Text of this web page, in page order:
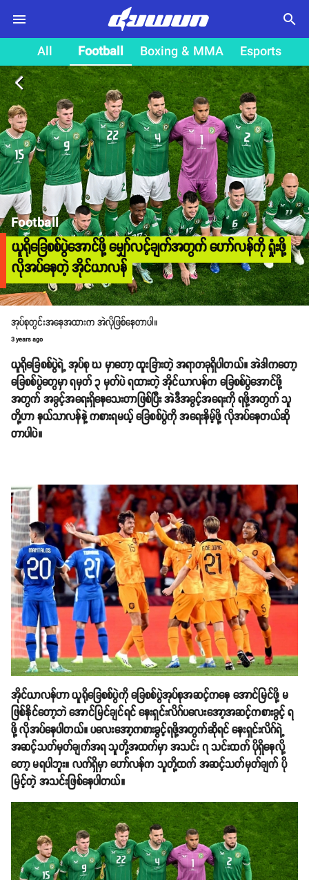
search
All Football Boxing & MMA Esports
arrow_back_ios
Football
ယူရိုခြေစစ်ပွဲအောင်ဖို့ မျှော်လင့်ချက်အတွက် ဟော်လန်ကို ရှုံးဖို့
လိုအပ်နေတဲ့ အိုင်ယာလန်
အုပ်စုတွင်းအနေအထားက အဲလိုဖြစ်နေတာပါ။
3 years ago
ယူရိုခြေစစ်ပွဲရဲ့ အုပ်စု ဃ မှာတော့ ထူးခြားတဲ့ အရာတခုရှိပါတယ်။ အဲဒါကတော့
ခြေစစ်ပွဲတွေမှာ ရမှတ် ၃ မှတ်ပဲ ရထားတဲ့ အိုင်ယာလန်က ခြေစစ်ပွဲအောင်ဖို့
အတွက် အခွင့်အရေးရှိနေသေးတာဖြစ်ပြီး အဲဒီအခွင့်အရေးကို ရဖို့အတွက် သူ
တို့ဟာ နယ်သာလန်နဲ့ ကစားရမယ့် ခြေစစ်ပွဲကို အရေးနိမ့်ဖို့ လိုအပ်နေတယ်ဆို
တာပါပဲ။
အိုင်ယာလန်ဟာ ယူရိုခြေစစ်ပွဲကို ခြေစစ်ပွဲအုပ်စုအဆင့်ကနေ အောင်မြင်ဖို့ မ
ဖြစ်နိုင်တော့ဘဲ အောင်မြင်ချင်ရင် နေးရှင်းလိဂ်ပလေးအော့အဆင့်ကစားခွင့် ရ
ဖို့ လိုအပ်နေပါတယ်။ ပလေးအော့ကစားခွင့်ရဖို့အတွက်ဆိုရင် နေးရှင်းလိဂ်ရဲ့
အဆင့်သတ်မှတ်ချက်အရ သူတို့အထက်မှာ အသင်း ၇ သင်းထက် ပိုရှိနေလို့
တော့ မရပါဘူး။ လက်ရှိမှာ ဟော်လန်က သူတို့ထက် အဆင့်သတ်မှတ်ချက် ပို
မြင့်တဲ့ အသင်းဖြစ်နေပါတယ်။